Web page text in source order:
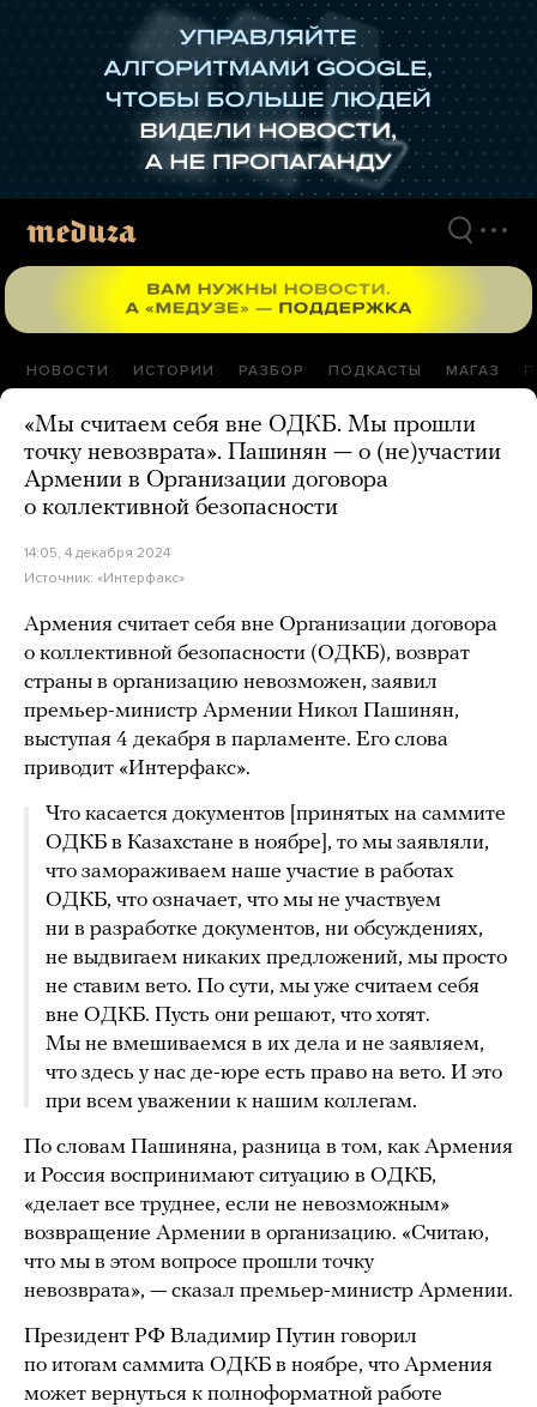
НОВОСТИ ИСТОРИИ РАЗБОР ПОДКАСТЫ МАГАЗ
«Мы считаем себя вне ОДКБ. Мы прошли
точку невозврата». Пашинян — о (не)участии
Армении в Организации договора
о коллективной безопасности
14:05, 4 декабря 2024
Источник: «Интерфакс»
Армения считает себя вне Организации договора
о коллективной безопасности (ОДКБ), возврат
страны в организацию невозможен, заявил
премьер-министр Армении Никол Пашинян,
выступая 4 декабря в парламенте. Его слова
приводит «Интерфакс».
Что касается документов [принятых на саммите
ОДКБ в Казахстане в ноябре], то мы заявляли,
что замораживаем наше участие в работах
ОДКБ, что означает, что мы не участвуем
ни в разработке документов, ни обсуждениях,
не выдвигаем никаких предложений, мы просто
не ставим вето. По сути, мы уже считаем себя
вне ОДКБ. Пусть они решают, что хотят.
Мы не вмешиваемся в их дела и не заявляем,
что здесь у нас де-юре есть право на вето. И это
при всем уважении к нашим коллегам.
По словам Пашиняна, разница в том, как Армения
и Россия воспринимают ситуацию в ОДКБ,
«делает все труднее, если не невозможным»
возвращение Армении в организацию. «Считаю,
что мы в этом вопросе прошли точку
невозврата», — сказал премьер-министр Армении.
Президент РФ Владимир Путин говорил
по итогам саммита ОДКБ в ноябре, что Армения
может вернуться к полноформатной работе